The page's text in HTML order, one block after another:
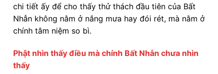
chi tiết ấy để cho thấy thử thách đầu tiên của Bất
Nhẫn không nằm ở nắng mưa hay đói rét, mà nằm ở
chính tâm niệm so bì.
Phật nhìn thấy điều mà chính Bất Nhẫn chưa nhìn
thấy